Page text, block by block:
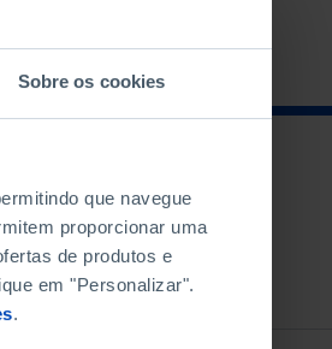
Sobre os cookies
que navegue
proporcionar uma
de produtos e
em "Personalizar".
.
ORDENAR POR